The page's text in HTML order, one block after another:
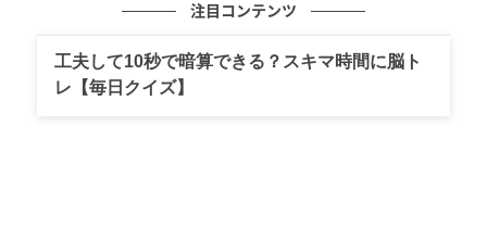
注目コンテンツ
工夫して10秒で暗算できる？スキマ時間に脳ト
レ【毎日クイズ】